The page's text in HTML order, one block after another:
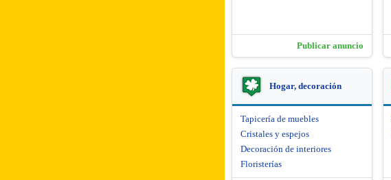
Publicar anuncio
Hogar, decoración
Tapicería de muebles
Cristales y espejos
Decoración de interiores
Floristerías